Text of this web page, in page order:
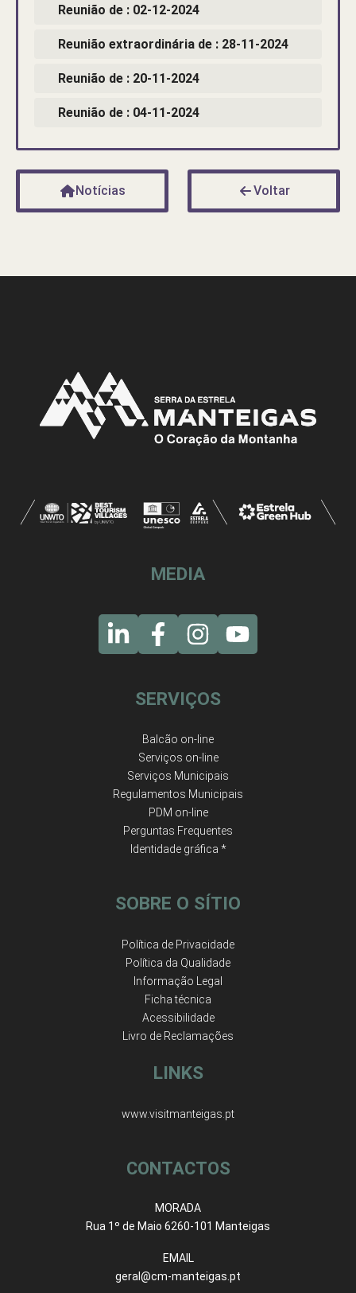
Reunião de : 02-12-2024
Reunião extraordinária de : 28-11-2024
Reunião de : 20-11-2024
Reunião de : 04-11-2024
Notícias Voltar
MEDIA
SERVIÇOS
Balcão on-line
Serviços on-line
Serviços Municipais
Regulamentos Municipais
PDM on-line
Perguntas Frequentes
Identidade gráfica *
SOBRE O SÍTIO
Política de Privacidade
Política da Qualidade
Informação Legal
Ficha técnica
Acessibilidade
Livro de Reclamações
LINKS
www.visitmanteigas.pt
CONTACTOS
MORADA
Rua 1º de Maio 6260-101 Manteigas
EMAIL
geral@cm-manteigas.pt